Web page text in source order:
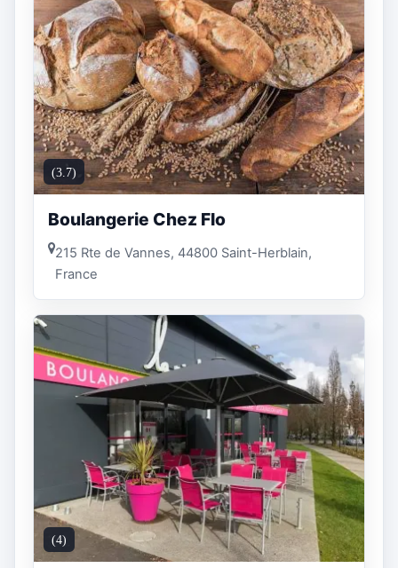
(3.7)
Boulangerie Chez Flo
215 Rte de Vannes, 44800 Saint-Herblain,
France
(4)